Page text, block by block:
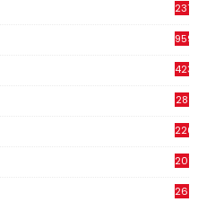
237
959
423
28
2011
269